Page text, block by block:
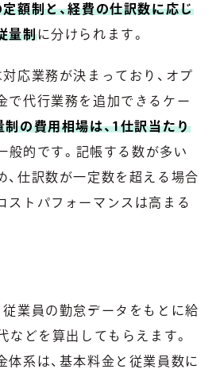
額制と、経費の仕訳数に応じ
量制に分けられます。
応業務が決まっており、オプ
で代行業務を追加できるケー
制の費用相場は、1仕訳当たり
般的です。記帳する数が多い
、仕訳数が一定数を超える場合
ストパフォーマンスは高まる
従業員の勤怠データをもとに給
などを算出してもらえます。
体系は、基本料金と従業員数に